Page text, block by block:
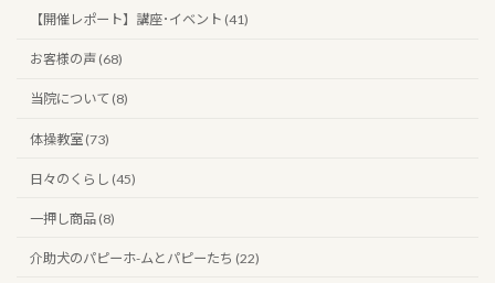
【開催レポート】講座･イベント (41)
お客様の声 (68)
当院について (8)
体操教室 (73)
日々のくらし (45)
一押し商品 (8)
介助犬のパピーホ-ムとパピーたち (22)